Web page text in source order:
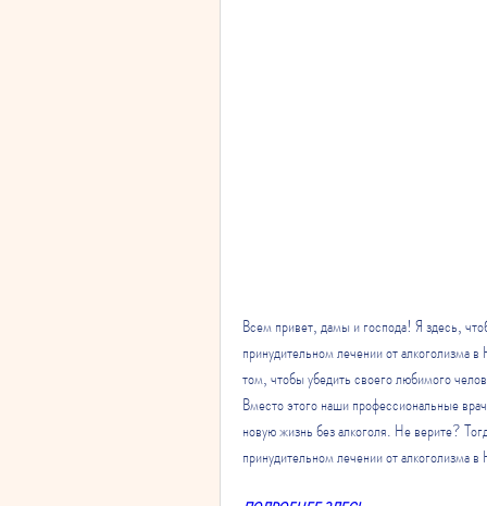
Всем привет, дамы и господа! Я здесь,
принудительном лечении от алкоголизма
том, чтобы убедить своего любимого
Вместо этого наши профессиональные
новую жизнь без алкоголя. Не верите?
принудительном лечении от алкоголизма в